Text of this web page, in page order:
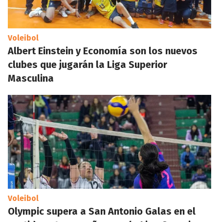
Voleibol
Albert Einstein y Economía son los nuevos
clubes que jugarán la Liga Superior
Masculina
Voleibol
Olympic supera a San Antonio Galas en el